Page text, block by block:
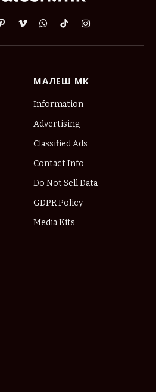
PinterestVimeoWhatsApp
TikTokInstagram
МАЛЕШ МК
Information
Advertising
Classified Ads
Contact Info
Do Not Sell Data
GDPR Policy
Media Kits